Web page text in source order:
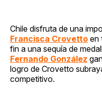
Chile disfruta de una
Francisca Crovetto en
fin a una sequía de
Fernando González
logro de Crovetto
competitivo.